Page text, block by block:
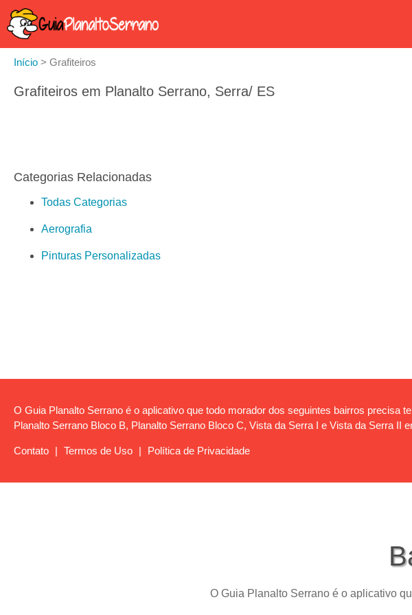
Início > Grafiteiros
Grafiteiros em Planalto Serrano, Serra/ ES
Categorias Relacionadas
Todas Categorias
Aerografia
Pinturas Personalizadas
O Guia Planalto Serrano é o aplicativo que todo morador dos seguintes bairros precisa
Planalto Serrano Bloco B, Planalto Serrano Bloco C, Vista da Serra I e Vista da Serra II
Contato | Termos de Uso | Política de Privacidade
O Guia Planalto Serrano é o aplicativo